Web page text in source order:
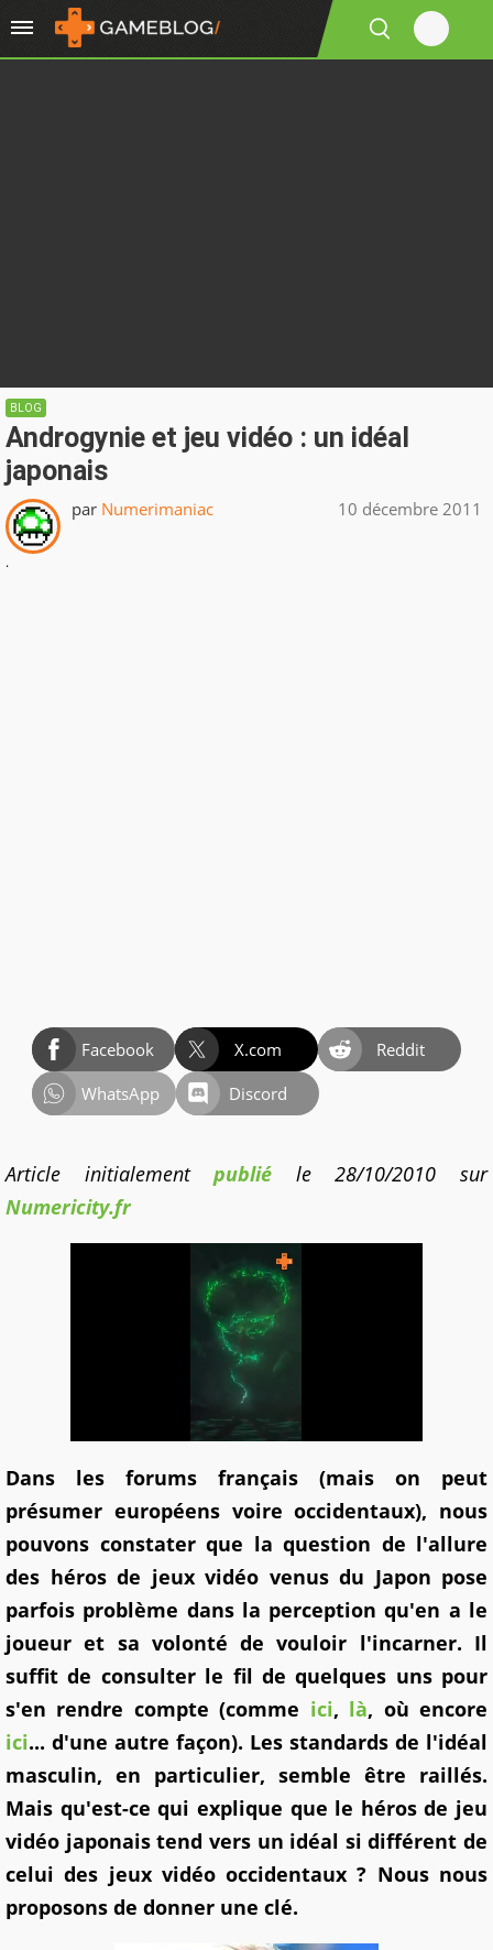
BLOG
Androgynie et jeu vidéo : un idéal
japonais
par Numerimaniac 10 décembre 2011
.
Facebook X.com
Reddit
WhatsApp
Discord
Article initialementpublié le 28/10/2010 sur
Numericity.fr
Dans les forums français (mais on peut
présumer européens voire occidentaux), nous
pouvons constater que la question de l'allure
des héros de jeux vidéo venus du Japon pose
parfois problème dans la perception qu'en a le
joueur et sa volonté de vouloir l'incarner. Il
suffit de consulter le fil de quelques uns pour
s'en rendre compte (comme ici, là, où encore
ici... d'une autre façon). Les standards de l'idéal
masculin, en particulier, semble être raillés.
Mais qu'est-ce qui explique que le héros de jeu
vidéo japonais tend vers un idéal si différent de
celui des jeux vidéo occidentaux ? Nous nous
proposons de donner une clé.